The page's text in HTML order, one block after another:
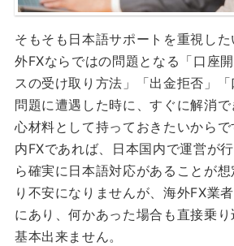
そもそも日本語サポートを重視し
外FXならではの問題となる「口座
スの受け取り方法」「出金拒否」
問題に遭遇した時に、すぐに解消
心材料として持っておきたいから
内FXであれば、日本国内で運営が
ら確実に日本語対応があることが
り不安になりませんが、海外FX業
にあり、何かあった場合も直接乗
基本出来ません。